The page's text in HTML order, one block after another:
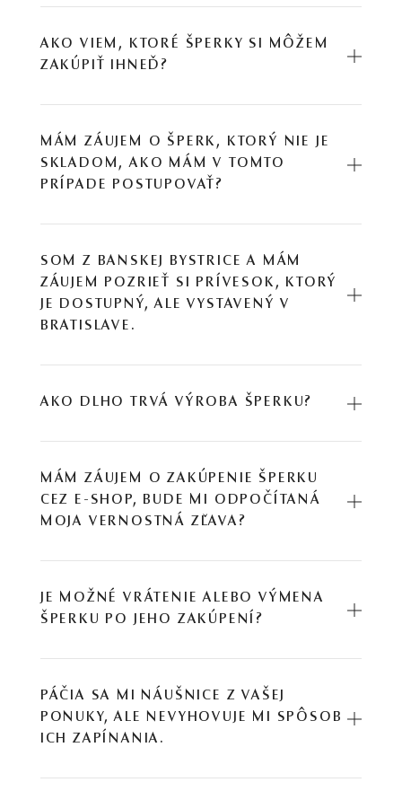
AKO VIEM, KTORÉ ŠPERKY SI MÔŽEM
ZAKÚPIŤ IHNEĎ?
MÁM ZÁUJEM O ŠPERK, KTORÝ NIE JE
SKLADOM, AKO MÁM V TOMTO
PRÍPADE POSTUPOVAŤ?
SOM Z BANSKEJ BYSTRICE A MÁM
ZÁUJEM POZRIEŤ SI PRÍVESOK, KTORÝ
JE DOSTUPNÝ, ALE VYSTAVENÝ V
BRATISLAVE.
AKO DLHO TRVÁ VÝROBA ŠPERKU?
MÁM ZÁUJEM O ZAKÚPENIE ŠPERKU
CEZ E-SHOP, BUDE MI ODPOČÍTANÁ
MOJA VERNOSTNÁ ZĽAVA?
JE MOŽNÉ VRÁTENIE ALEBO VÝMENA
ŠPERKU PO JEHO ZAKÚPENÍ?
PÁČIA SA MI NÁUŠNICE Z VAŠEJ
PONUKY, ALE NEVYHOVUJE MI SPÔSOB
ICH ZAPÍNANIA.